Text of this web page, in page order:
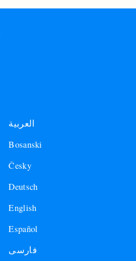
العربية
Bosanski
Česky
Deutsch
English
Español
فارسی